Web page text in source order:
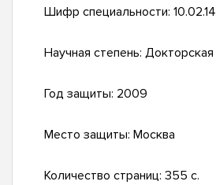
Шифр специальности: 10.02.14
Научная степень: Докторская
Год защиты: 2009
Место защиты: Москва
Количество страниц: 355 с.